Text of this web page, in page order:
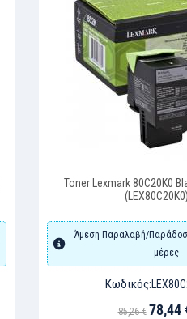
Toner Lexmark 80C20K0
(LEX80C20K0)
Άμεση Παραλαβή/
μέρες
Κωδικός:
85,26 € 78,44